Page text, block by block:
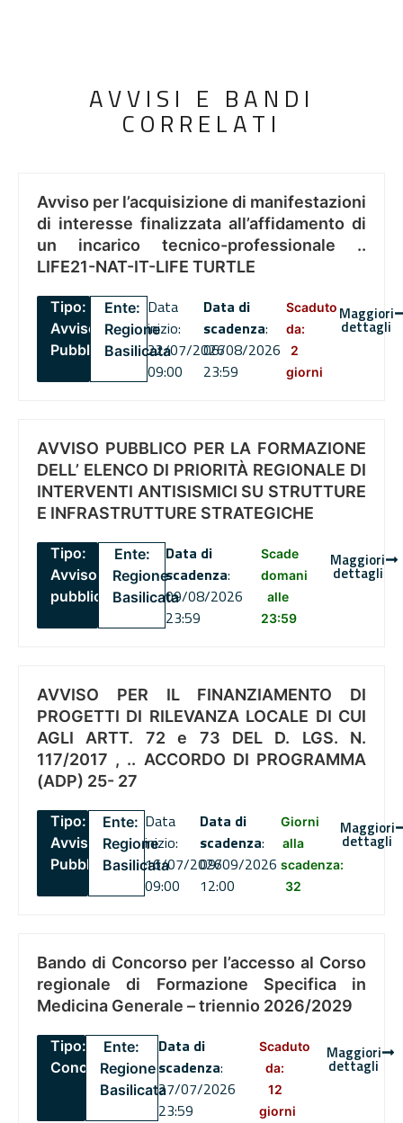
AVVISI E BANDI
CORRELATI
Avviso per l’acquisizione di manifestazioni
di interesse finalizzata all’affidamento di
un incarico tecnico-professionale ..
LIFE21-NAT-IT-LIFE TURTLE
Tipo:
Avviso
Pubblico
Ente:
Regione
Basilicata
Data
inizio:
22/07/2026
09:00
Data di
scadenza:
06/08/2026
23:59
Scaduto
da:
2
giorni
Maggiori
dettagli
AVVISO PUBBLICO PER LA FORMAZIONE
DELL’ ELENCO DI PRIORITÀ REGIONALE DI
INTERVENTI ANTISISMICI SU STRUTTURE
E INFRASTRUTTURE STRATEGICHE
Tipo:
Avviso
pubblico
Ente:
Regione
Basilicata
Data di
scadenza:
09/08/2026
23:59
Scade
domani
alle
23:59
Maggiori
dettagli
AVVISO PER IL FINANZIAMENTO DI
PROGETTI DI RILEVANZA LOCALE DI CUI
AGLI ARTT. 72 e 73 DEL D. LGS. N.
117/2017 , .. ACCORDO DI PROGRAMMA
(ADP) 25- 27
Tipo:
Avviso
Pubblico
Ente:
Regione
Basilicata
Data
inizio:
16/07/2026
09:00
Data di
scadenza:
09/09/2026
12:00
Giorni
alla
scadenza:
32
Maggiori
dettagli
Bando di Concorso per l’accesso al Corso
regionale di Formazione Specifica in
Medicina Generale – triennio 2026/2029
Tipo:
Concorsi
Ente:
Regione
Basilicata
Data di
scadenza:
27/07/2026
23:59
Scaduto
da:
12
giorni
Maggiori
dettagli